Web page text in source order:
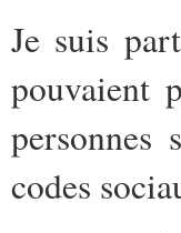
Je suis
pouvaient
personnes
codes